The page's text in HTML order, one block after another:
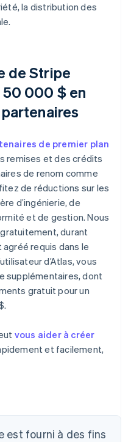
la distribution des
de Stripe
50 000 $ en
de premier plan
remises et des crédits
de renom comme
de réductions sur les
d’ingénierie, de
et de gestion. Nous
durant
agréé requis dans le
d’Atlas, vous
supplémentaires, dont
gratuit pour un
vous aider à créer
et facilement,
est fourni à des fins